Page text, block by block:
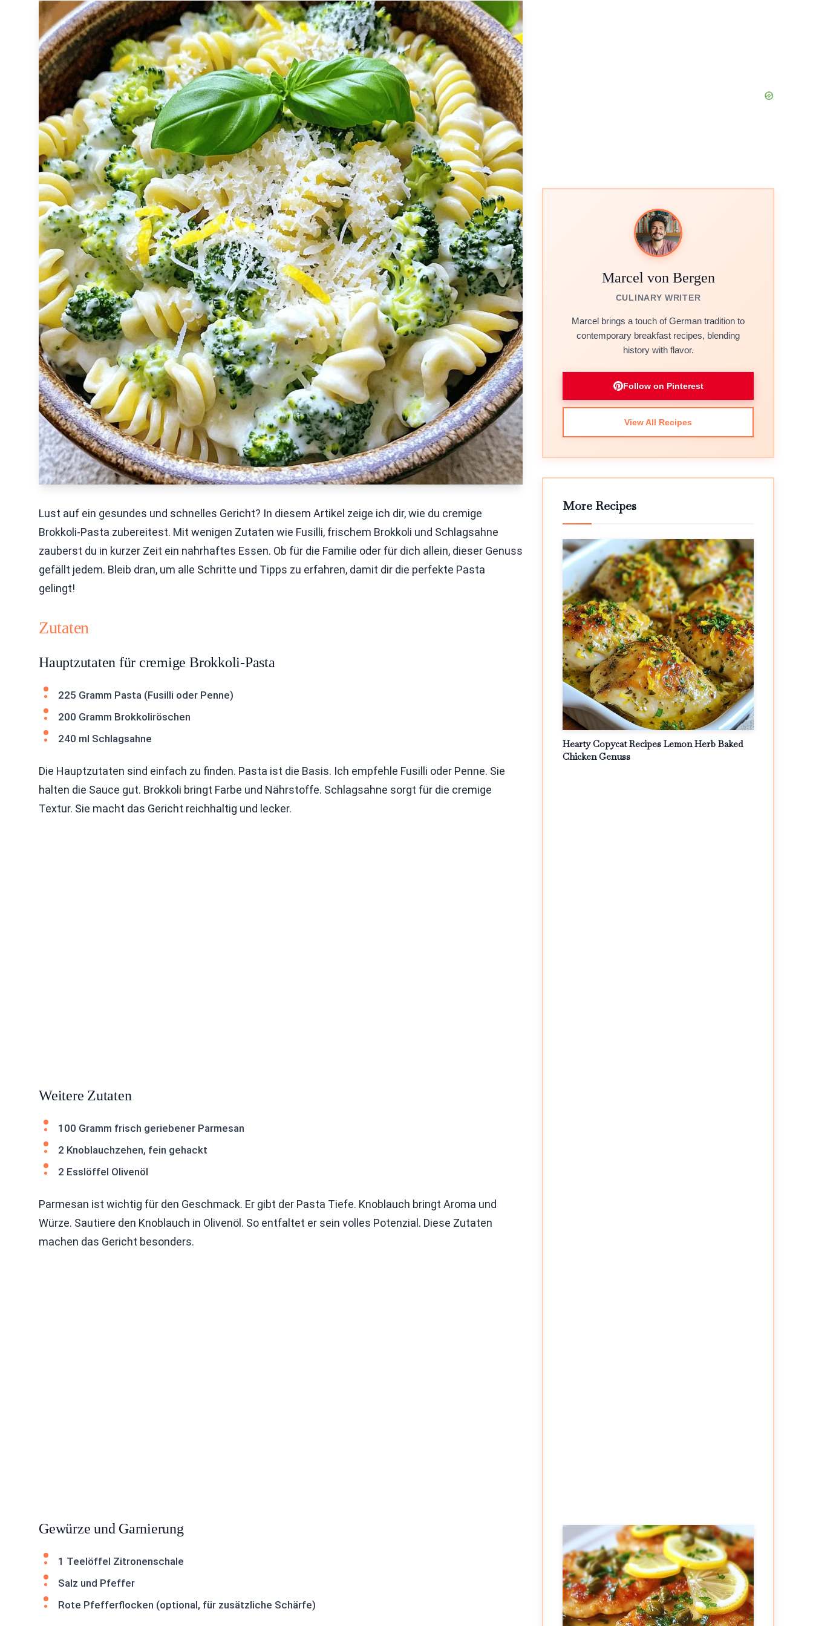
Lust auf ein gesundes und schnelles Gericht? In diesem Artikel zeige ich dir, wie du cremige
Brokkoli-Pasta zubereitest. Mit wenigen Zutaten wie Fusilli, frischem Brokkoli und Schlagsahne
zauberst du in kurzer Zeit ein nahrhaftes Essen. Ob für die Familie oder für dich allein, dieser Genuss
gefällt jedem. Bleib dran, um alle Schritte und Tipps zu erfahren, damit dir die perfekte Pasta
gelingt!
Zutaten
Hauptzutaten für cremige Brokkoli-Pasta
225 Gramm Pasta (Fusilli oder Penne)
200 Gramm Brokkoliröschen
240 ml Schlagsahne
Die Hauptzutaten sind einfach zu finden. Pasta ist die Basis. Ich empfehle Fusilli oder Penne. Sie
halten die Sauce gut. Brokkoli bringt Farbe und Nährstoffe. Schlagsahne sorgt für die cremige
Textur. Sie macht das Gericht reichhaltig und lecker.
Weitere Zutaten
100 Gramm frisch geriebener Parmesan
2 Knoblauchzehen, fein gehackt
2 Esslöffel Olivenöl
Parmesan ist wichtig für den Geschmack. Er gibt der Pasta Tiefe. Knoblauch bringt Aroma und
Würze. Sautiere den Knoblauch in Olivenöl. So entfaltet er sein volles Potenzial. Diese Zutaten
machen das Gericht besonders.
Gewürze und Garnierung
1 Teelöffel Zitronenschale
Salz und Pfeffer
Rote Pfefferflocken (optional, für zusätzliche Schärfe)
Marcel von Bergen
CULINARY WRITER
Marcel brings a touch of German tradition to
contemporary breakfast recipes, blending
history with flavor.
Follow on Pinterest
View All Recipes
More Recipes
Hearty Copycat Recipes Lemon Herb Baked
Chicken Genuss